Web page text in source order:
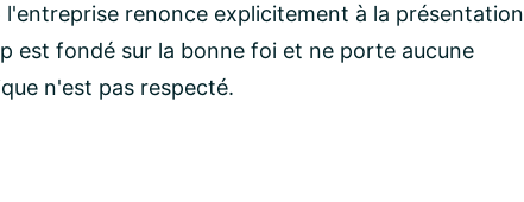
renonce explicitement à la présentation
est fondé sur la bonne foi et ne porte aucune
n'est pas respecté.